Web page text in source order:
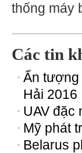
thống máy
Các tin
Ấn tượng
Hải 2016
UAV đặc
Mỹ phát
Belarus